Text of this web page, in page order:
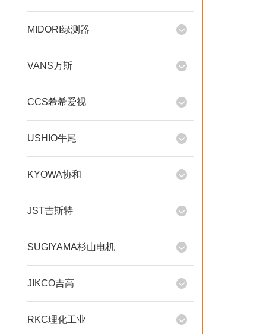
MIDORI绿测器
VANS万斯
CCS希希爱视
USHIO牛尾
KYOWA协和
JST吉斯特
SUGIYAMA杉山电机
JIKCO吉高
RKC理化工业